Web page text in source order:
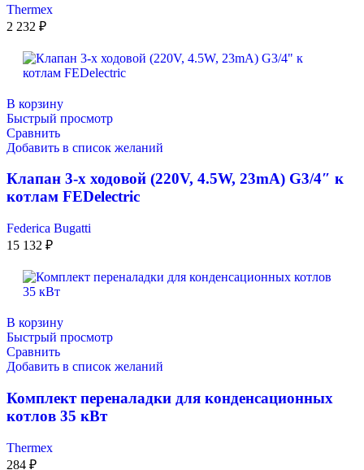
Thermex
2 232 ₽
В корзину
Быстрый просмотр
Сравнить
Добавить в список желаний
Клапан 3-х ходовой (220V, 4.5W, 23mA) G3/4″ к
котлам FEDelectric
Federica Bugatti
15 132 ₽
В корзину
Быстрый просмотр
Сравнить
Добавить в список желаний
Комплект переналадки для конденсационных
котлов 35 кВт
Thermex
284 ₽